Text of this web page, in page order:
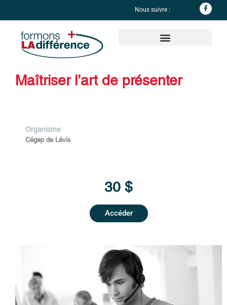
Nous suivre :
Maîtriser l’art de présenter
Organisme
Cégep de Lévis
30 $
Accéder